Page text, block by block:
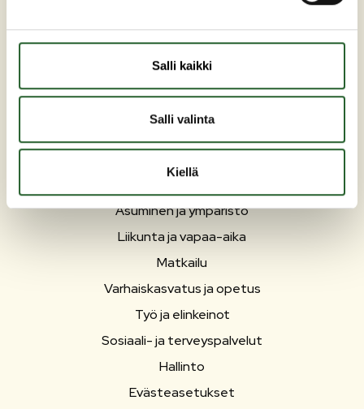
Salli kaikki
Salli valinta
Kiellä
kunta(at)puolanka.fi
PUOLANKA
Asuminen ja ympäristö
Liikunta ja vapaa-aika
Matkailu
Varhaiskasvatus ja opetus
Työ ja elinkeinot
Sosiaali- ja terveyspalvelut
Hallinto
Evästeasetukset